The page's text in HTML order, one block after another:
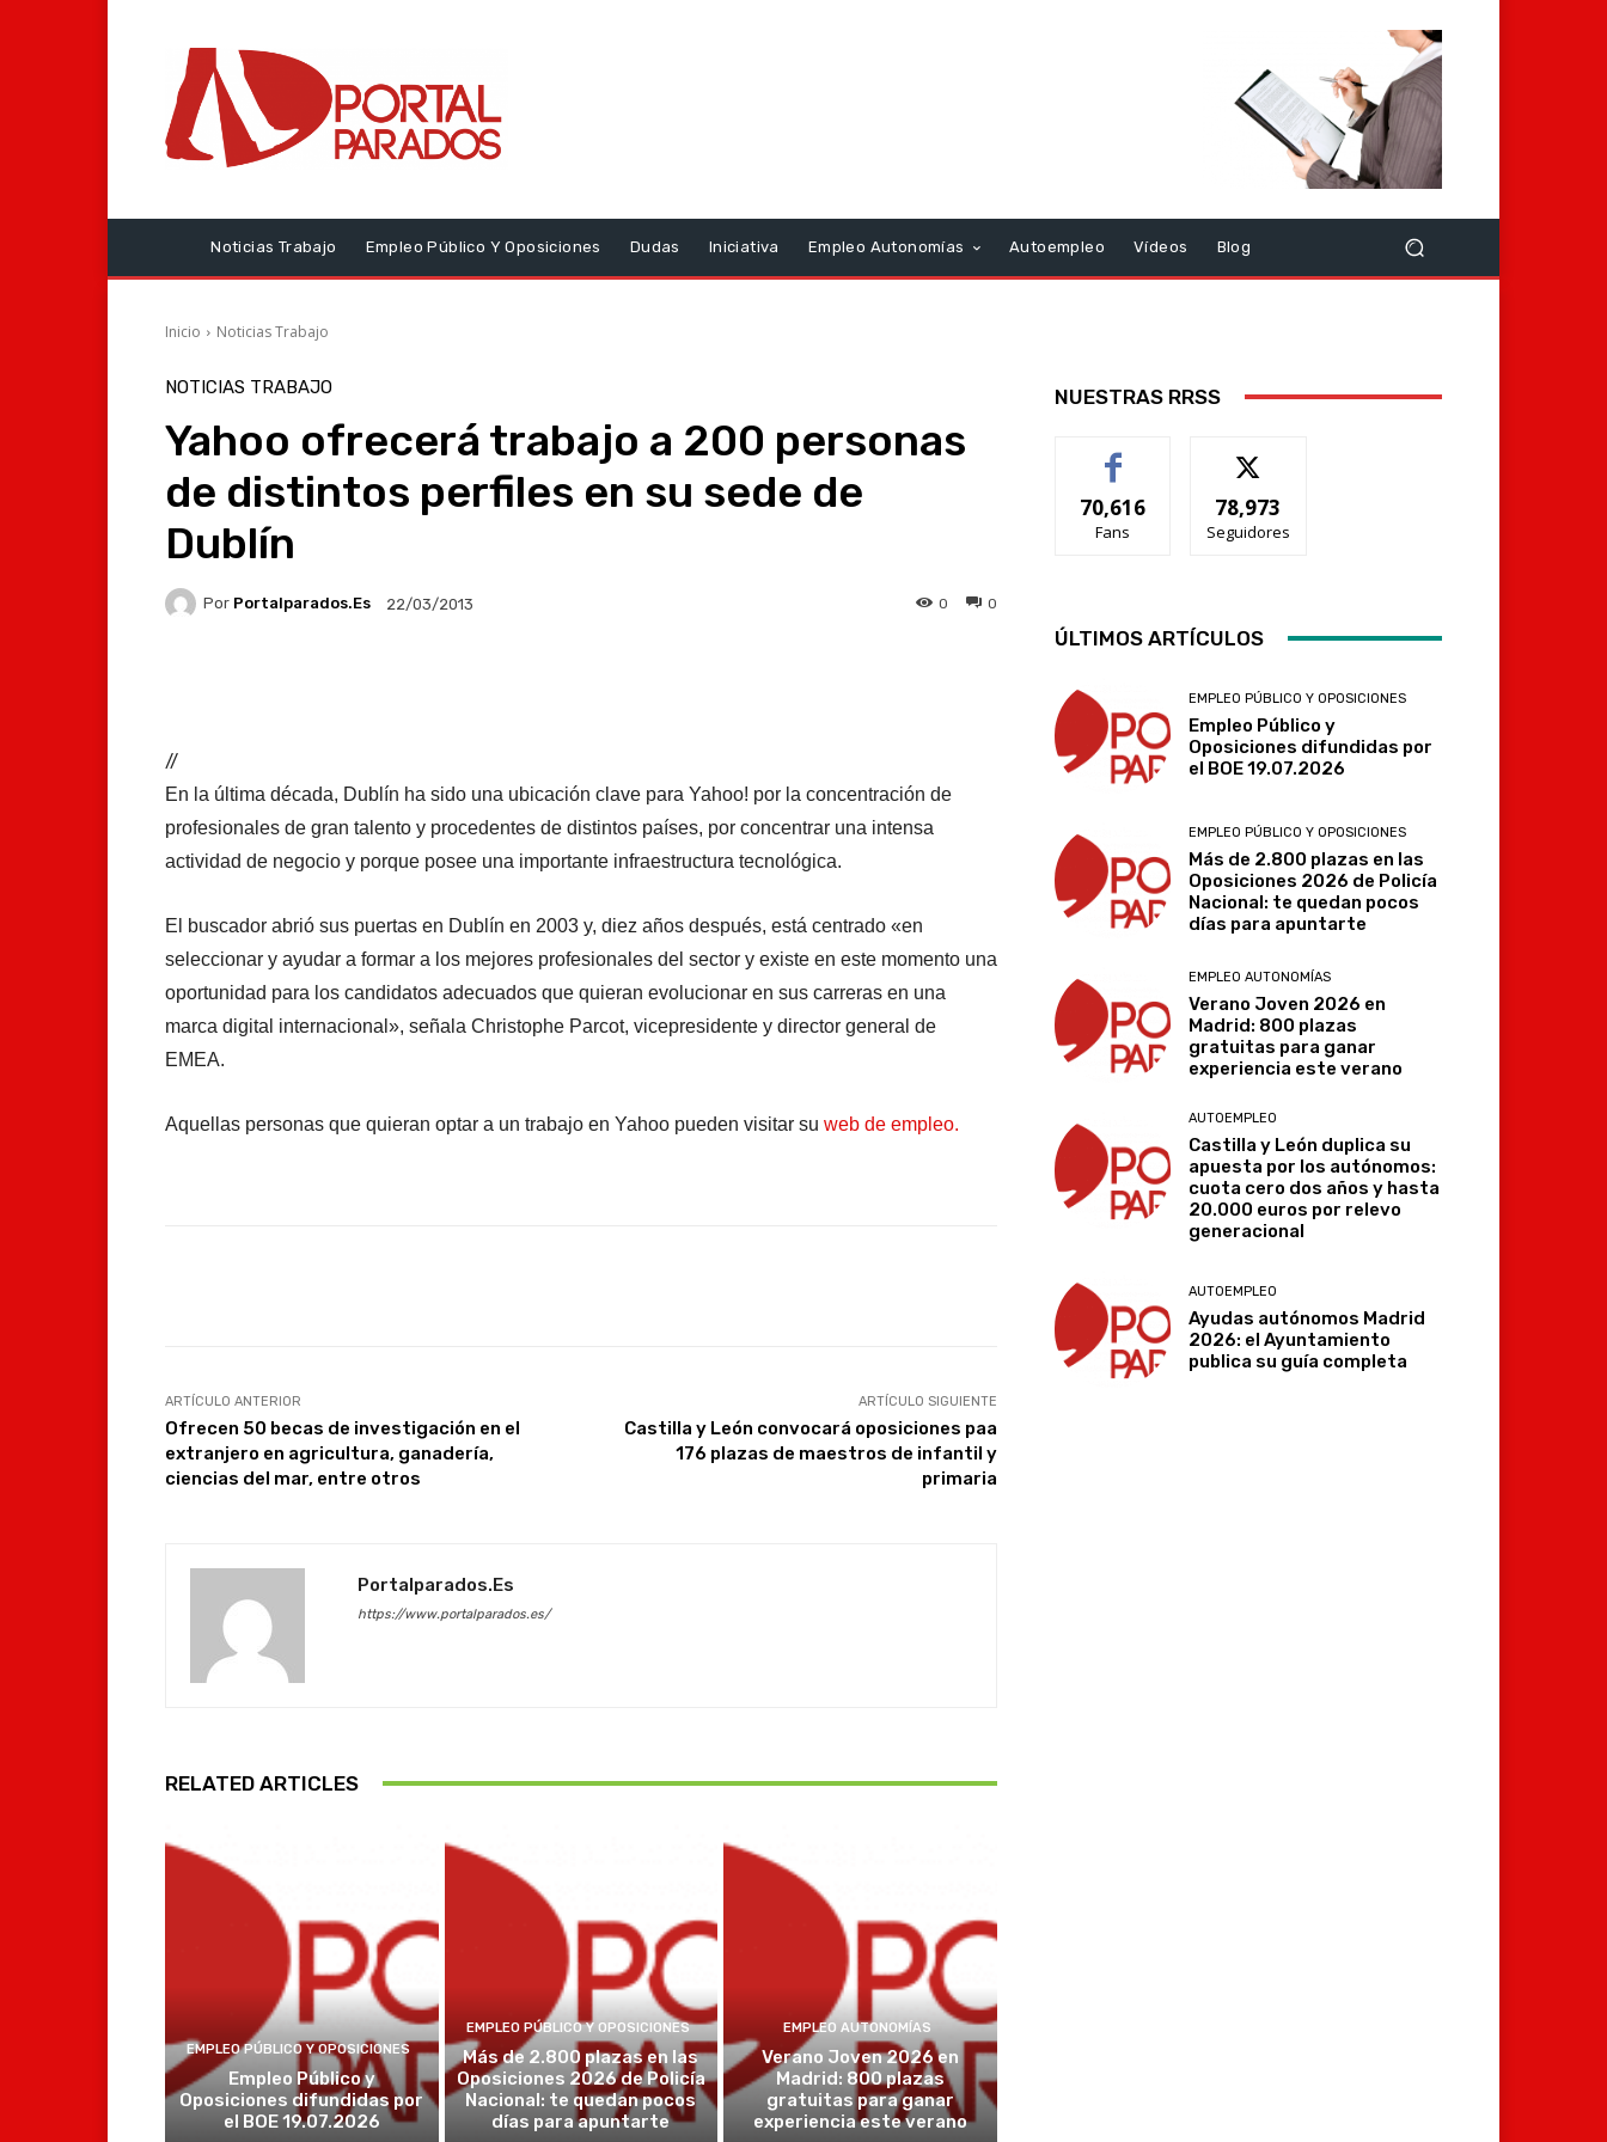
Noticias Trabajo Empleo Público Y Oposiciones Dudas Iniciativa Empleo Autonomías Autoempleo Vídeos Blog
Inicio Noticias Trabajo
NOTICIAS TRABAJO
Yahoo ofrecerá trabajo a 200 personas
de distintos perfiles en su sede de
Dublín
Por Portalparados.es 22/03/2013 0
0
//
En la última década, Dublín ha sido una ubicación clave para Yahoo! por la concentración de
profesionales de gran talento y procedentes de distintos países, por concentrar una intensa
actividad de negocio y porque posee una importante infraestructura tecnológica.
El buscador abrió sus puertas en Dublín en 2003 y, diez años después, está centrado «en
seleccionar y ayudar a formar a los mejores profesionales del sector y existe en este momento una
oportunidad para los candidatos adecuados que quieran evolucionar en sus carreras en una
marca digital internacional», señala Christophe Parcot, vicepresidente y director general de
EMEA.
Aquellas personas que quieran optar a un trabajo en Yahoo pueden visitar su web de empleo.
ARTÍCULO ANTERIOR
Ofrecen 50 becas de investigación en el
extranjero en agricultura, ganadería,
ciencias del mar, entre otros
ARTÍCULO SIGUIENTE
Castilla y León convocará oposiciones paa
176 plazas de maestros de infantil y
primaria
Portalparados.es
https://www.portalparados.es/
RELATED ARTICLES
EMPLEO PÚBLICO Y OPOSICIONES
Empleo Público y
Oposiciones difundidas por
el BOE 19.07.2026
EMPLEO PÚBLICO Y OPOSICIONES
Más de 2.800 plazas en las
Oposiciones 2026 de Policía
Nacional: te quedan pocos
días para apuntarte
EMPLEO AUTONOMÍAS
Verano Joven 2026 en
Madrid: 800 plazas
gratuitas para ganar
experiencia este verano
NUESTRAS RRSS
70,616
Fans
78,973
Seguidores
ÚLTIMOS ARTÍCULOS
EMPLEO PÚBLICO Y OPOSICIONES
Empleo Público y
Oposiciones difundidas por
el BOE 19.07.2026
EMPLEO PÚBLICO Y OPOSICIONES
Más de 2.800 plazas en las
Oposiciones 2026 de Policía
Nacional: te quedan pocos
días para apuntarte
EMPLEO AUTONOMÍAS
Verano Joven 2026 en
Madrid: 800 plazas
gratuitas para ganar
experiencia este verano
AUTOEMPLEO
Castilla y León duplica su
apuesta por los autónomos:
cuota cero dos años y hasta
20.000 euros por relevo
generacional
AUTOEMPLEO
Ayudas autónomos Madrid
2026: el Ayuntamiento
publica su guía completa